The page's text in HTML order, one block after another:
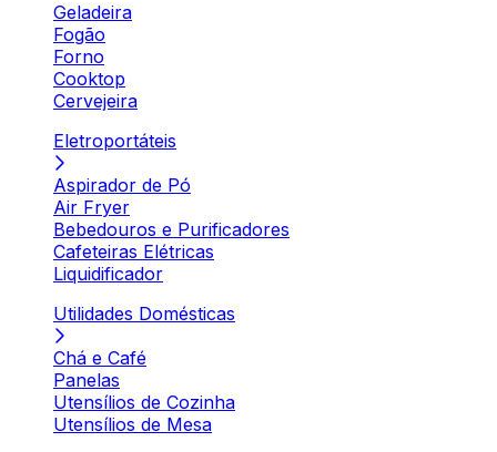
Geladeira
Fogão
Forno
Cooktop
Cervejeira
Eletroportáteis
Aspirador de Pó
Air Fryer
Bebedouros e Purificadores
Cafeteiras Elétricas
Liquidificador
Utilidades Domésticas
Chá e Café
Panelas
Utensílios de Cozinha
Utensílios de Mesa